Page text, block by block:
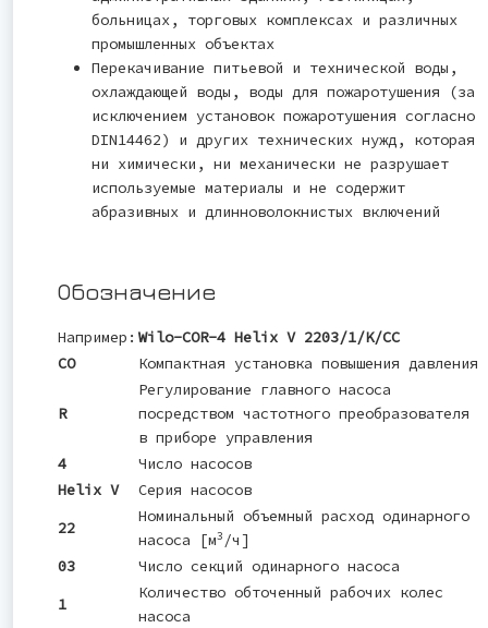
больницах, торговых комплексах и различных
промышленных объектах
Перекачивание питьевой и технической воды,
охлаждающей воды, воды для пожаротушения (за
исключением установок пожаротушения согласно
DIN14462) и других технических нужд, которая
ни химически, ни механически не разрушает
используемые материалы и не содержит
абразивных и длинноволокнистых включений
Обозначение
Например: Wilo-COR-4 Helix V 2203/1/K/CC
CO
Компактная установка повышения давления
R
Регулирование главного насоса
посредством частотного преобразователя
в приборе управления
4
Число насосов
Helix V
Серия насосов
22
Номинальный объемный расход одинарного
насоса [м3 /ч]
03
Число секций одинарного насоса
1
Количество обточенный рабочих колес
насоса